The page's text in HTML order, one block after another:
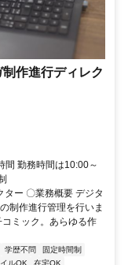
作進行ディレク
間 勤務時間は10:00～
ー 〇業務概要 デジタ
制作進行管理を行いま
ミック。あらゆる作
学歴不問
固定時間制
ルOK
在宅OK